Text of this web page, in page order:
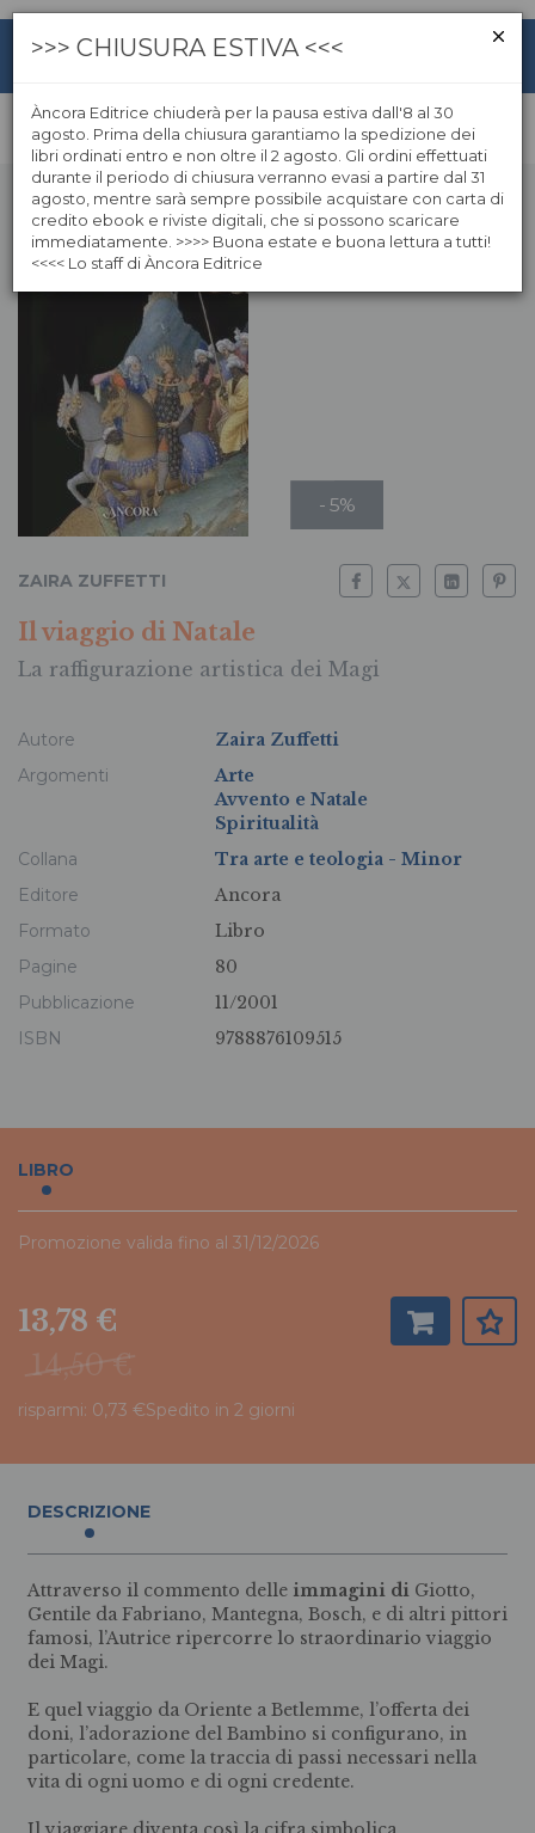
- 5%
ZAIRA ZUFFETTI
Il viaggio di Natale
La raffigurazione artistica dei Magi
Autore
Zaira Zuffetti
Argomenti
Arte
Avvento e Natale
Spiritualità
Collana
Tra arte e teologia - Minor
Editore
Ancora
Formato
Libro
Pagine
80
Pubblicazione
11/2001
ISBN
9788876109515
LIBRO
Promozione valida fino al 31/12/2026
14,50 €
13,78 €
risparmi: 0,73 €Spedito in 2 giorni
DESCRIZIONE
Attraverso il commento delle immagini di Giotto,
Gentile da Fabriano, Mantegna, Bosch, e di altri pittori
famosi, l’Autrice ripercorre lo straordinario viaggio
dei Magi.
E quel viaggio da Oriente a Betlemme, l’offerta dei
doni, l’adorazione del Bambino si configurano, in
particolare, come la traccia di passi necessari nella
vita di ogni uomo e di ogni credente.
>>> CHIUSURA ESTIVA <<<
Àncora Editrice chiuderà per la pausa estiva dall'8 al 30
agosto. Prima della chiusura garantiamo la spedizione dei
libri ordinati entro e non oltre il 2 agosto. Gli ordini effettuati
durante il periodo di chiusura verranno evasi a partire dal 31
agosto, mentre sarà sempre possibile acquistare con carta di
credito ebook e riviste digitali, che si possono scaricare
immediatamente. >>>> Buona estate e buona lettura a tutti!
<<<< Lo staff di Àncora Editrice